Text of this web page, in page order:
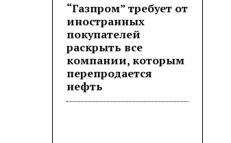
“Газпром” требует от
иностранных
покупателей
раскрыть все
компании, которым
перепродается
нефть